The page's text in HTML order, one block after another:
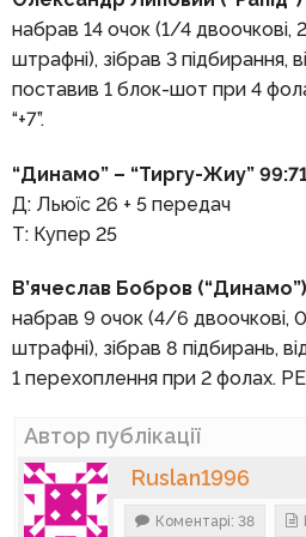
набрав 14 очок (1/4 двоочкові,
штрафні), зібрав 3 підбирання,
поставив 1 блок-шот при 4
“+7”.
“Динамо” – “Тиргу-Жиу”
Д: Льюїс 26 + 5 передач
Т: Купер 25
В’ячеслав Бобров (“Динамо”)
набрав 9 очок (4/6 двоочкові,
штрафні), зібрав 8 підбирань,
1 перехоплення при 2 фолах. РЕ
Автор публікації
Ruslan1996
Коментарі: 38